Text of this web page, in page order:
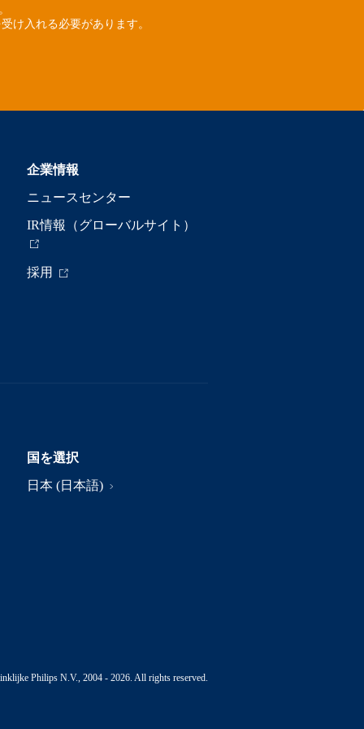
け入れる必要があります。
企業情報
ニュースセンター
IR情報（グローバルサイト）
採用
国を選択
日本 (日本語)
Philips N.V., 2004 - 2026. All rights reserved.